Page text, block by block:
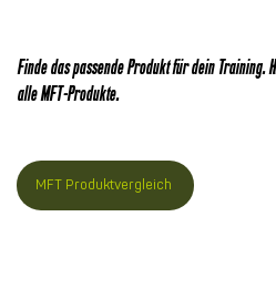
Finde das passende Produkt für dein
alle MFT-Produkte.
MFT Produktvergleich